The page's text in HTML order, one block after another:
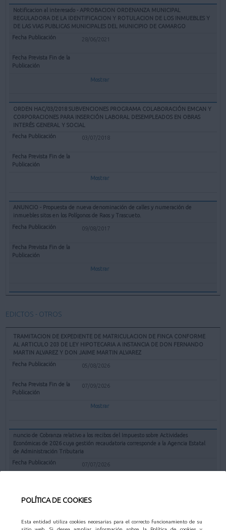
POLÍTICA DE COOKIES
Esta entidad utiliza cookies necesarias para el correcto funcionamiento de su
Notificacion al interesado - APROBACION ORDENANZA MUNICIPAL
REGULADORA DE LA IDENTIFICACION Y ROTULACION DE LOS INMUEBLES Y
DE LAS VIAS PUBLICAS MUNICIPALES DEL MUNICIPIO DE CAMARGO
28/06/2021
Mostrar
ORDEN HAC/03/2018 SUBVENCIONES PROGRAMA COLABORACIÓN EMCAN Y
CORPORACIONES PARA INSERCIÓN LABORAL DESEMPLEADOS EN OBRAS
INTERÉS GENERAL Y SOCIAL
03/07/2018
Mostrar
ANUNCIO - Propuesta de nueva denominación de calles y numeración de
inmuebles sitos en los Polígonos de Raos y Trascueto.
09/08/2017
Mostrar
EDICTOS - OTROS
TRAMITACION DE EXPEDIENTE DE MATRICULACION DE FINCA CONFORME
AL ARTICULO 203 DE LEY HIPOTECARIA A INSTANCIA DE DON FERNANDO
MARTIN ALVAREZ Y DON JAIME MARTIN ALVAREZ
05/08/2026
07/09/2026
Mostrar
nuncio de Cobranza relativo a los recibos del Impuesto sobre Actividades
Económicas de 2026 cuya gestión recaudatoria corresponde a la Agencia Estatal
de Administración Tributaria
07/07/2026
Mostrar